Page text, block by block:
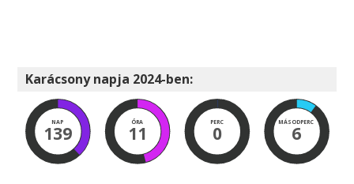
Karácsony napja 2024-ben:
NAP
139
ÓRA
11
PERC
0
MÁSODPERC
5